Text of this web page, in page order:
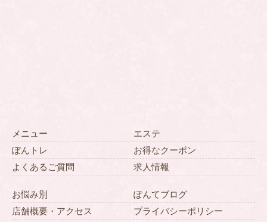
メニュー
エステ
ぽんトレ
お得なクーポン
よくあるご質問
求人情報
お悩み別
ぽんてブログ
店舗概要・アクセス
プライバシーポリシー